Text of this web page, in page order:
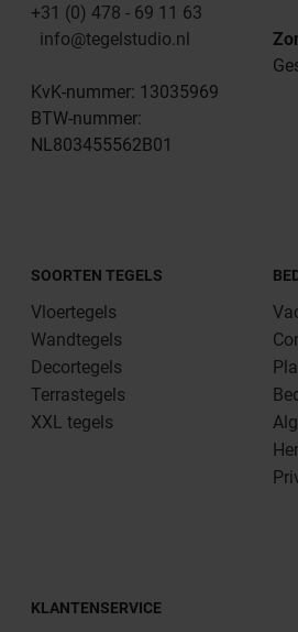
+31 (0) 478 - 69 11 63
info@tegelstudio.nl
KvK-nummer: 13035969
BTW-nummer:
NL803455562B01
SOORTEN TEGELS
Vloertegels
Wandtegels
Decortegels
Terrastegels
XXL tegels
KLANTENSERVICE